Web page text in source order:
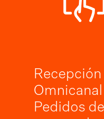
Recepción
Pedidos